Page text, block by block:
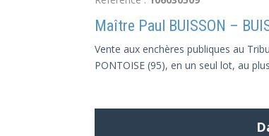
Maître Paul BUISSON –
Vente aux enchères publiques au
PONTOISE (95), en un seul lot, au